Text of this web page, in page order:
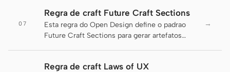
Kiro CLI
07
Regra de craft Future Craft Sections
Esta regra do Open Design define o padrao
Future Craft Sections para gerar artefatos
→
Regra de craft Laws of UX